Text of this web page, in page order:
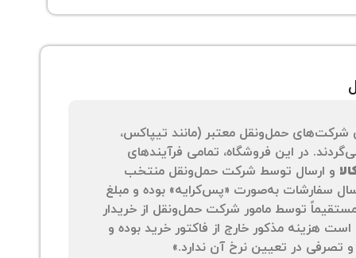
شرکت‌های حمل‌ونقل معتبر (مانند تیپاکس،
در این فروشگاه، تمامی فرآیندهای
و ارسال توسط شرکت حمل‌ونقل منتخب
سفارشات به‌صورت «پس‌کرایه» بوده و مبلغ
توسط مامور شرکت حمل‌ونقل از خریدار
هزینه مذکور خارج از فاکتور خرید بوده و
تصرفی در تعیین نرخ آن ندارد.»